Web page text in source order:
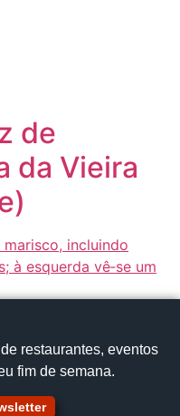
de
da Vieira
restaurantes, eventos
fim de semana.